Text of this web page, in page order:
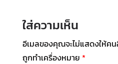
ใส่ความเห็น
อีเมลของคุณจะไม่แสดงให้ค
ถูกทำเครื่องหมาย *